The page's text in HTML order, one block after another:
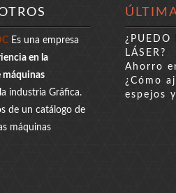
Es una empresa
en la
máquinas
industria Gráfica.
de un catálogo de
máquinas
¿PUEDO
LÁSER?
Ahorro
¿Cómo
espejos